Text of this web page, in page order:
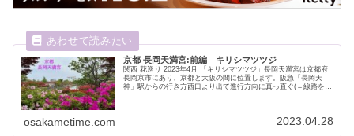
京都 長岡天満宮:前編 キリシマツツジ
関西 花巡り 2023年4月 「キリシマツツジ」長岡天満宮は京都府
長岡京市にあり、京都と大阪の間に位置します。阪急「長岡天
神」駅からの行き方西口より出て進行方向に真っ直ぐ(＝線路を背
osakametime.com 2023.04.28